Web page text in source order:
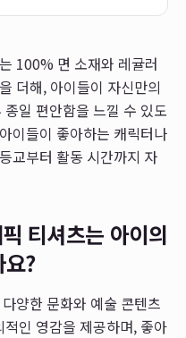
100% 면 소재와 레귤러
더해, 아이들이 자신만의
일 편안함을 느낄 수 있도
이들이 좋아하는 캐릭터나
교부터 활동 시간까지 자
티셔츠는 아이의
?
양한 문화와 예술 콘텐츠
인 영감을 제공하며, 좋아